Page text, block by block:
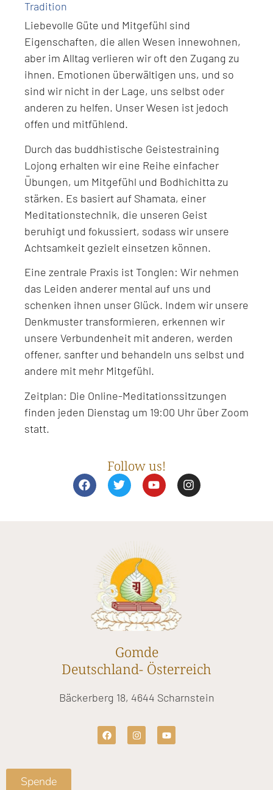
Tradition
Liebevolle Güte und Mitgefühl sind
Eigenschaften, die allen Wesen innewohnen,
aber im Alltag verlieren wir oft den Zugang zu
ihnen. Emotionen überwältigen uns, und so
sind wir nicht in der Lage, uns selbst oder
anderen zu helfen. Unser Wesen ist jedoch
offen und mitfühlend.
Durch das buddhistische Geistestraining
Lojong erhalten wir eine Reihe einfacher
Übungen, um Mitgefühl und Bodhichitta zu
stärken. Es basiert auf Shamata, einer
Meditationstechnik, die unseren Geist
beruhigt und fokussiert, sodass wir unsere
Achtsamkeit gezielt einsetzen können.
Eine zentrale Praxis ist Tonglen: Wir nehmen
das Leiden anderer mental auf uns und
schenken ihnen unser Glück. Indem wir unsere
Denkmuster transformieren, erkennen wir
unsere Verbundenheit mit anderen, werden
offener, sanfter und behandeln uns selbst und
andere mit mehr Mitgefühl.
Zeitplan: Die Online-Meditationssitzungen
finden jeden Dienstag um 19:00 Uhr über Zoom
statt.
Follow us!
F
a
c
T
w
i
Y
o
u
I
n
s
Gomde
Deutschland- Österreich
Bäckerberg 18, 4644 Scharnstein
F
a
c
I
n
s
Y
o
u
Spende